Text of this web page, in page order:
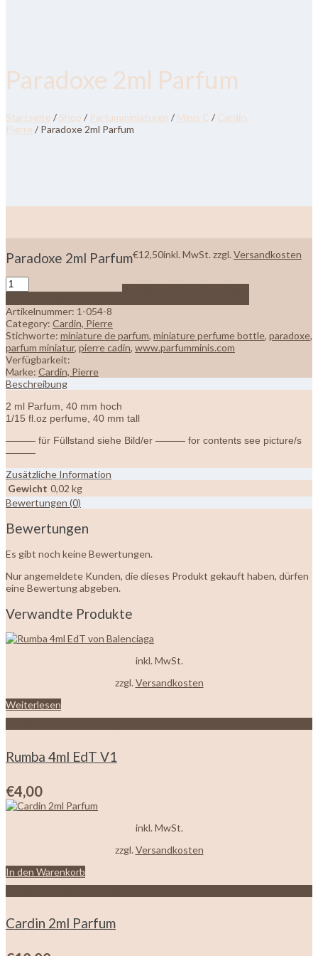
Paradoxe 2ml Parfum
Startseite / Shop / Parfumminiaturen / Minis C / Cardin,
Pierre / Paradoxe 2ml Parfum
Paradoxe 2ml Parfum€12,50inkl. MwSt. zzgl. Versandkosten
Artikelnummer: 1-054-8
Category: Cardin, Pierre
Stichworte: miniature de parfum, miniature perfume bottle, paradoxe,
parfum miniatur, pierre cadin, www.parfumminis.com
Verfügbarkeit:
Marke: Cardin, Pierre
Beschreibung
2 ml Parfum, 40 mm hoch
1/15 fl.oz perfume, 40 mm tall
——— für Füllstand siehe Bild/er ——— for contents see picture/s
———
Zusätzliche Information
Gewicht 0,02 kg
Bewertungen (0)
Bewertungen
Es gibt noch keine Bewertungen.
Nur angemeldete Kunden, die dieses Produkt gekauft haben, dürfen
eine Bewertung abgeben.
Verwandte Produkte
inkl. MwSt.
zzgl.Versandkosten
Weiterlesen
Rumba 4ml EdT V1
€4,00
inkl. MwSt.
zzgl. Versandkosten
In den Warenkorb
Cardin 2ml Parfum